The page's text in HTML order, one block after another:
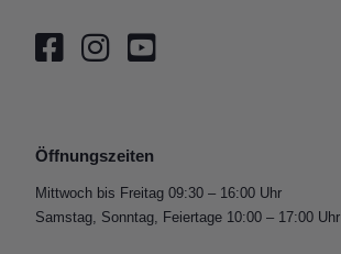
Öffnungszeiten
Mittwoch bis Freitag 09:30 – 16:00 Uhr
Samstag, Sonntag, Feiertage 10:00 – 17:00 Uhr